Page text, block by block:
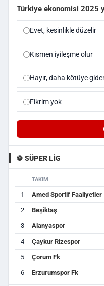
Türkiye ekonomisi 2025
Evet, kesinlikle düzelir
Kısmen iyileşme olur
Hayır, daha kötüye
Fikrim yok
⚽ SÜPER LIG
TAKIM
1 Amed Sportif Faaliyetler
2 Beşiktaş
3 Alanyaspor
4 Çaykur Rizespor
5 Çorum Fk
6 Erzurumspor Fk